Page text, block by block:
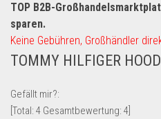
Handy und Smartphone
Kosmetik & Pflege
Lebensmittel & Getränke
Multimedia & Elektro
Münzen
TOP B2B-
sparen.
Keine Gebühren, Großhändler
TOMMY HILFIGER
Gefällt mir?:
[Total: 4 Gesamtbewertung: 4